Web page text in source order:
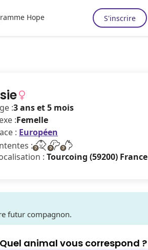
Hope S'inscrire
:3 ans et 5 mois
:Femelle
: Européen
:
: Tourcoing (59200) France
futur compagnon.
Quel animal vous correspond ?